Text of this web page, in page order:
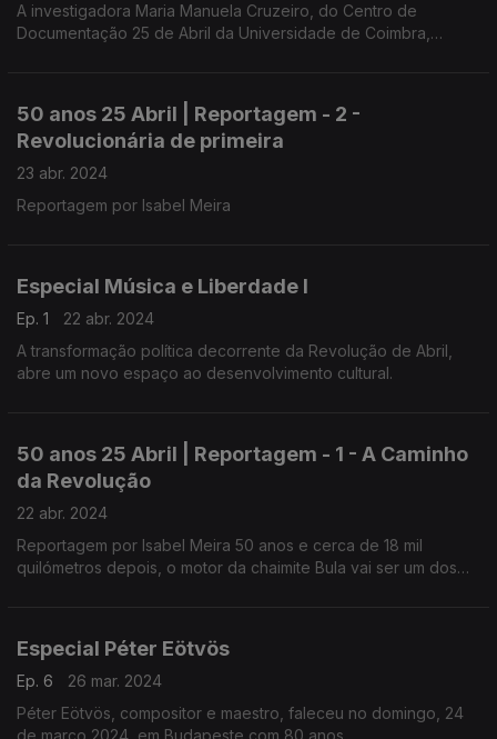
A investigadora Maria Manuela Cruzeiro, do Centro de
Documentação 25 de Abril da Universidade de Coimbra,
50 anos 25 Abril | Reportagem - 2 -
Revolucionária de primeira
23 abr. 2024
Reportagem por Isabel Meira
Especial Música e Liberdade I
Ep. 1
22 abr. 2024
A transformação política decorrente da Revolução de Abril,
abre um novo espaço ao desenvolvimento cultural.
50 anos 25 Abril | Reportagem - 1 - A Caminho
da Revolução
22 abr. 2024
Reportagem por Isabel Meira 50 anos e cerca de 18 mil
quilómetros depois, o motor da chaimite Bula vai ser um dos
Especial Péter Eötvös
Ep. 6
26 mar. 2024
Péter Eötvös, compositor e maestro, faleceu no domingo, 24
de março 2024, em Budapeste com 80 anos